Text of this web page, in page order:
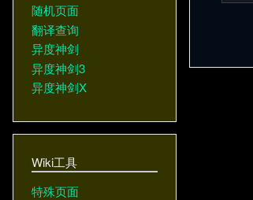
随机页面
翻译查询
异度神剑
异度神剑3
异度神剑X
Wiki工具
特殊页面